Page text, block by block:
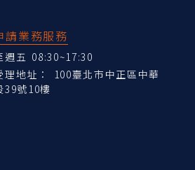
請業務服務
週五 08:30~17:30
理地址： 100臺北市中正區中華
39號10樓